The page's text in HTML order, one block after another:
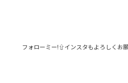
フォローミー!⇧インスタもよろしくお